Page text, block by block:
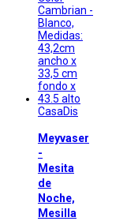
CasaDis
Meyvaser
-
Mesita
de
Noche,
Mesilla